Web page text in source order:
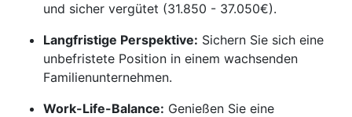
und sicher vergütet (31.850 - 37.050€).
Langfristige Perspektive: Sichern Sie sich eine
unbefristete Position in einem wachsenden
Familienunternehmen.
Work-Life-Balance: Genießen Sie eine